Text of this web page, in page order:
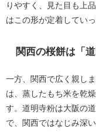
りやすく、見た目も上
はこの形が定着していっ
関西の桜餅は「
一方、関西で広く親し
は、蒸したもち米を乾
す。道明寺粉は大阪の
で、関西ではなじみ深い